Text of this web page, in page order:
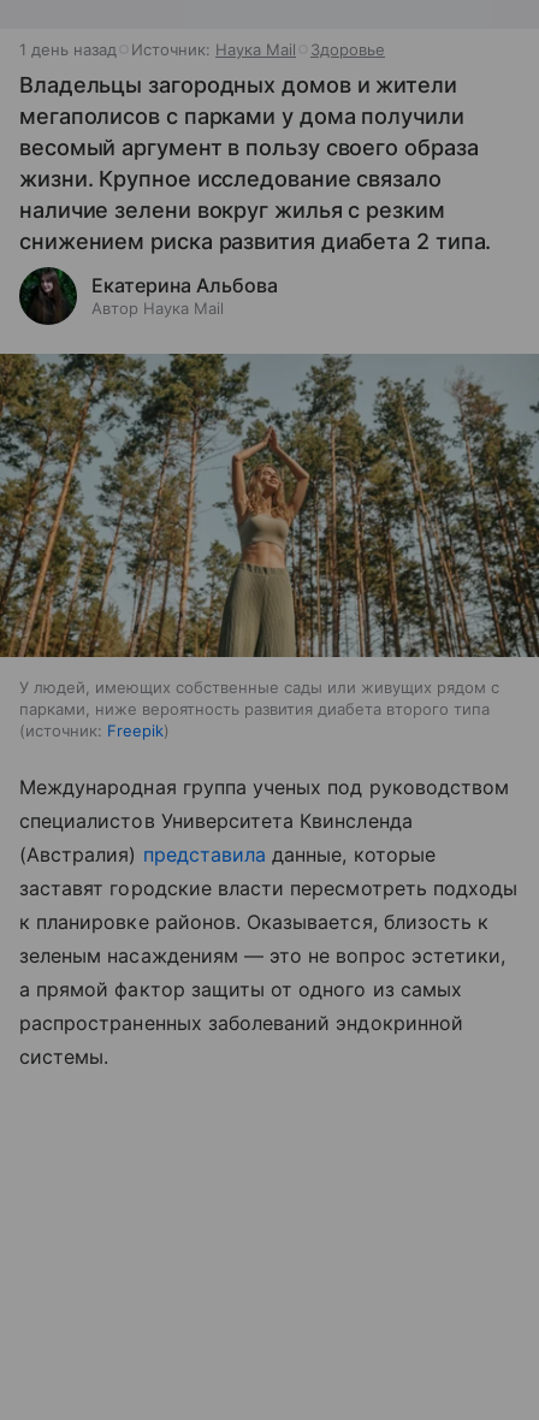
1 день назад Источник: Наука Mail Здоровье
Владельцы загородных домов и жители
мегаполисов с парками у дома получили
весомый аргумент в пользу своего образа
жизни. Крупное исследование связало
наличие зелени вокруг жилья с резким
снижением риска развития диабета 2 типа.
Екатерина Альбова
Автор Наука Mail
У людей, имеющих собственные сады или живущих рядом с
парками, ниже вероятность развития диабета второго типа
источник: Freepik
Международная группа ученых под руководством
специалистов Университета Квинсленда
(Австралия) представила данные, которые
заставят городские власти пересмотреть подходы
к планировке районов. Оказывается, близость к
зеленым насаждениям — это не вопрос эстетики,
а прямой фактор защиты от одного из самых
распространенных заболеваний эндокринной
системы.